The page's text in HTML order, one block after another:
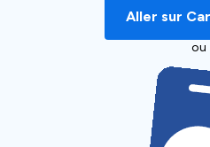
Aller sur
ou